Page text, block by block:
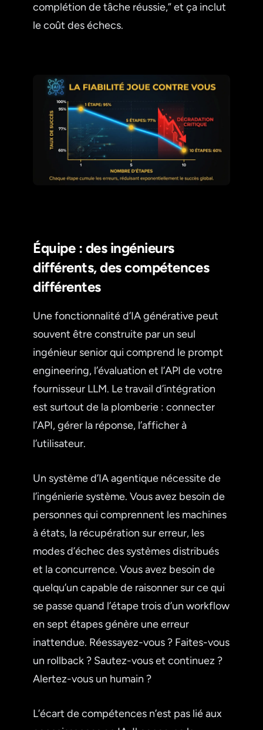
complétion de tâche réussie,” et ça inclut
le coût des échecs.
Équipe : des ingénieurs
différents, des compétences
différentes
Une fonctionnalité d’IA générative peut
souvent être construite par un seul
ingénieur senior qui comprend le prompt
engineering, l’évaluation et l’API de votre
fournisseur LLM. Le travail d’intégration
est surtout de la plomberie : connecter
l’API, gérer la réponse, l’afficher à
l’utilisateur.
Un système d’IA agentique nécessite de
l’ingénierie système. Vous avez besoin de
personnes qui comprennent les machines
à états, la récupération sur erreur, les
modes d’échec des systèmes distribués
et la concurrence. Vous avez besoin de
quelqu’un capable de raisonner sur ce qui
se passe quand l’étape trois d’un workflow
en sept étapes génère une erreur
inattendue. Réessayez-vous ? Faites-vous
un rollback ? Sautez-vous et continuez ?
Alertez-vous un humain ?
L’écart de compétences n’est pas lié aux